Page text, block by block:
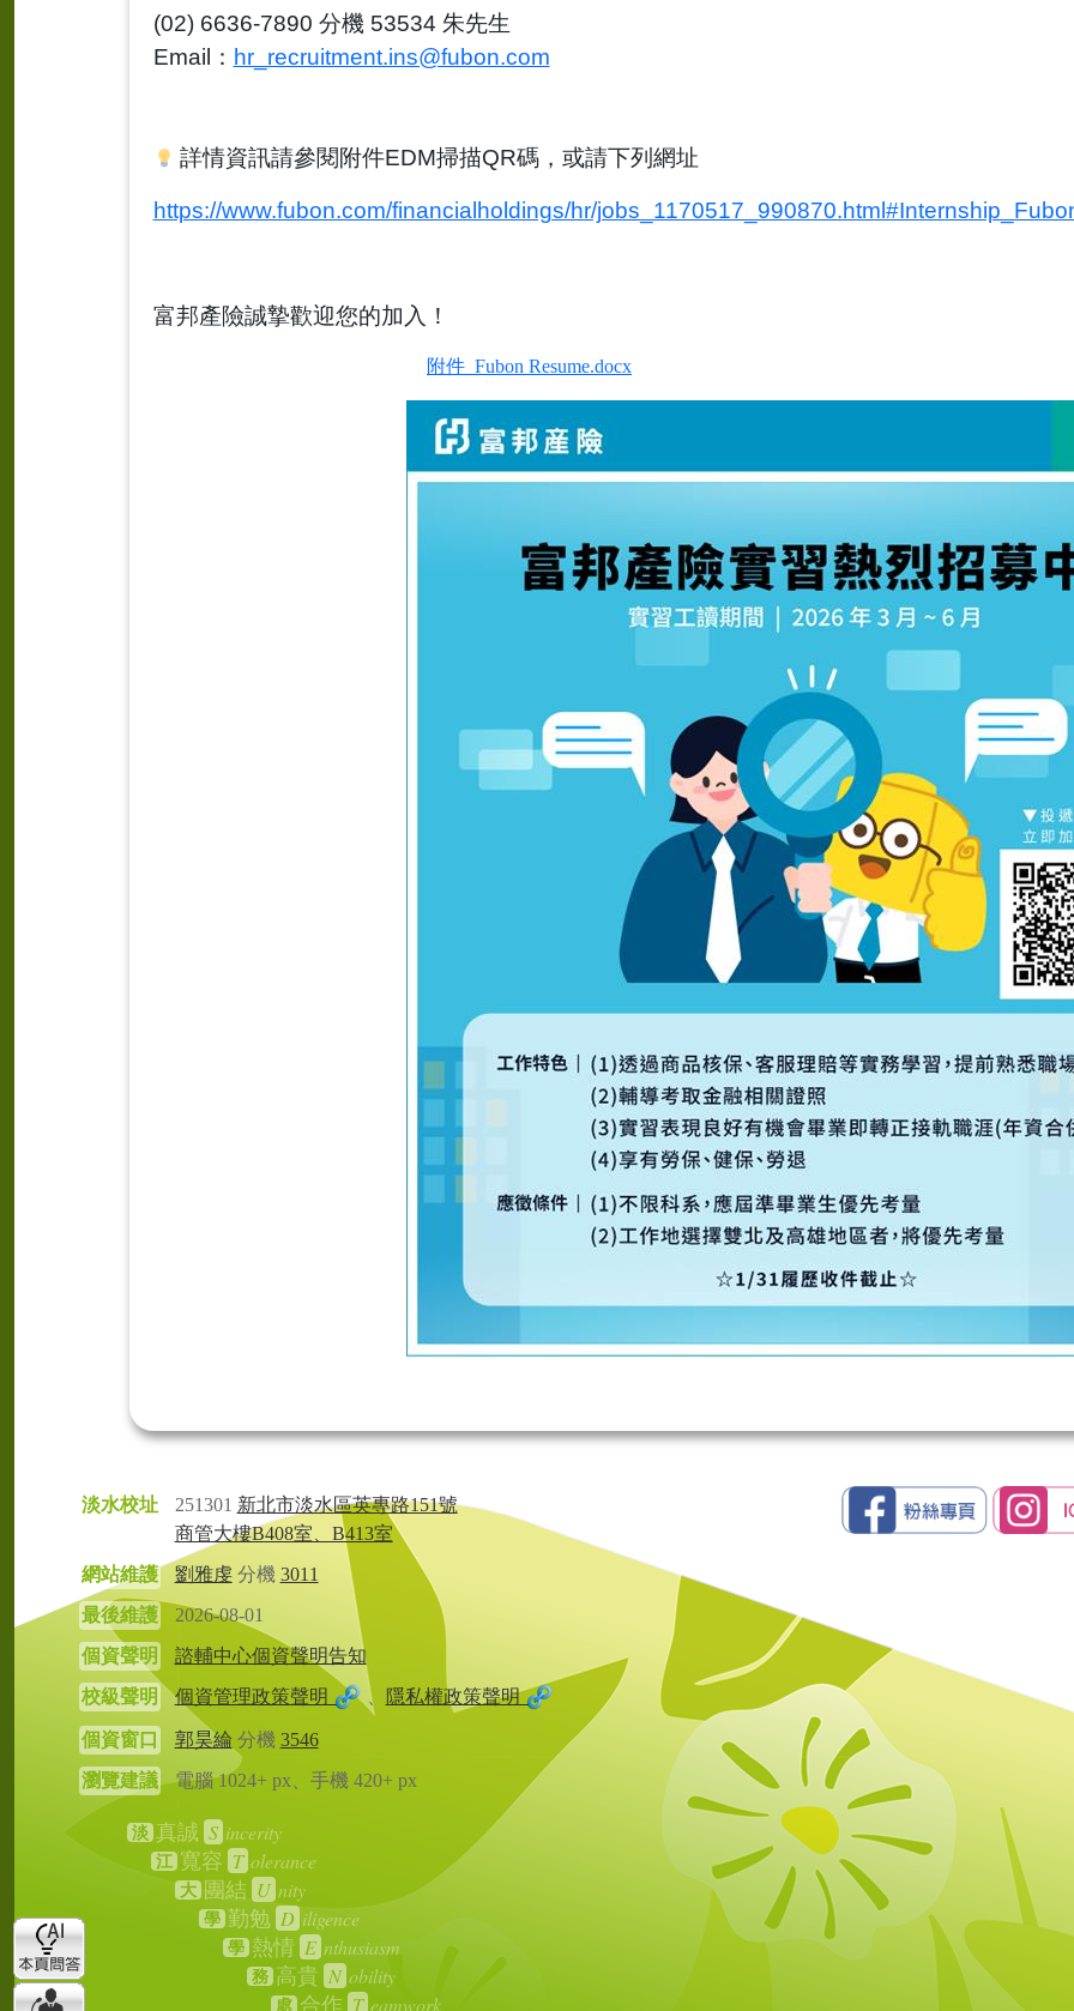
(02) 6636-7890 分機 53534 朱先生
Email
： hr_recruitment.ins@fubon.com
詳情資訊請參閱附件EDM掃描QR碼，或請下列網址
https://www.fubon.com/financialholdings/hr/
富邦產險誠摯歡迎您的加入！
附件_Fubon Resume.docx
淡水校址 251301 新北市淡水區英專路151號
商管大樓B408室、B413室
網站維護
劉雅虔分機 3011
最後維護
2026-08-01
個資聲明
諮輔中心個資聲明告知
校級聲明
個資管理政策聲明 、 隱私權政策聲明
個資窗口 郭昊綸 分機 3546
瀏覽建議
電腦 1024+ px、手機 420+ px
淡 真誠 S incerity
江 寬容 T olerance
大 團結 U nity
學 勤勉 D iligence
學 熱情 E nthusiasm
務 高貴 N obility
處 合作 T eamwork